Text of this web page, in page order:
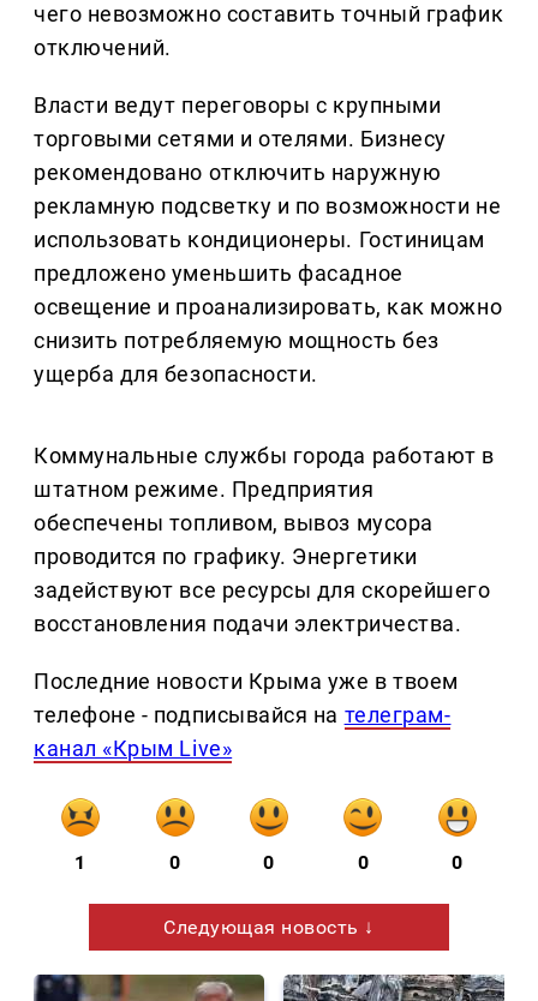
чего невозможно составить точный график
отключений.
Власти ведут переговоры с крупными
торговыми сетями и отелями. Бизнесу
рекомендовано отключить наружную
рекламную подсветку и по возможности не
использовать кондиционеры. Гостиницам
предложено уменьшить фасадное
освещение и проанализировать, как можно
снизить потребляемую мощность без
ущерба для безопасности.
Коммунальные службы города работают в
штатном режиме. Предприятия
обеспечены топливом, вывоз мусора
проводится по графику. Энергетики
задействуют все ресурсы для скорейшего
восстановления подачи электричества.
Последние новости Крыма уже в твоем
телефоне - подписывайся на телеграм-
канал «Крым Live»
1 0 0 0 0
Следующая новость ↓